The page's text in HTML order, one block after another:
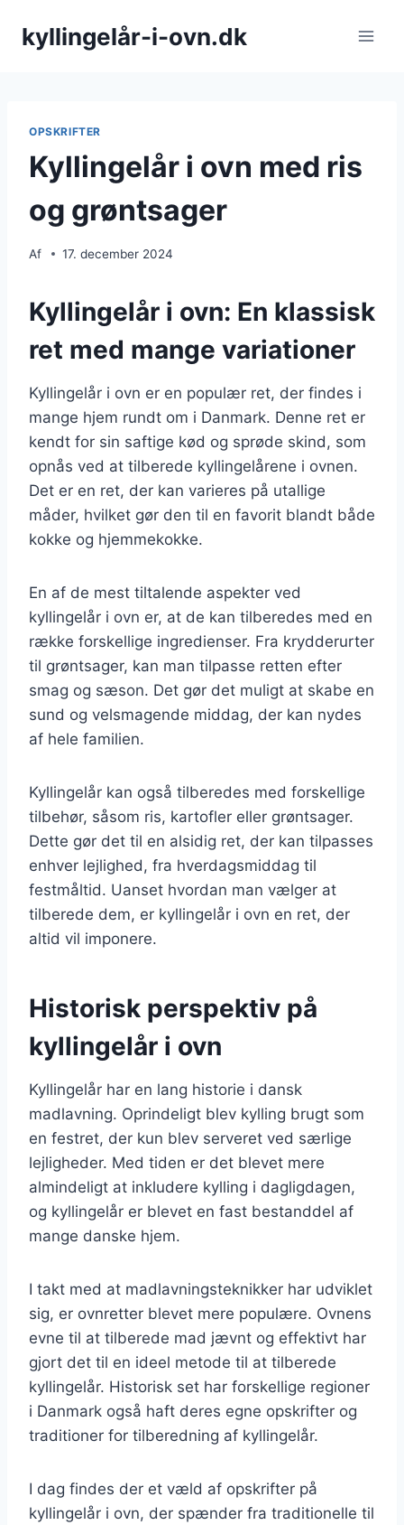
kyllingelår-i-ovn.dk
OPSKRIFTER
Kyllingelår i ovn med ris
og grøntsager
Af 17. december 2024
Kyllingelår i ovn: En klassisk
ret med mange variationer
Kyllingelår i ovn er en populær ret, der findes i
mange hjem rundt om i Danmark. Denne ret er
kendt for sin saftige kød og sprøde skind, som
opnås ved at tilberede kyllingelårene i ovnen.
Det er en ret, der kan varieres på utallige
måder, hvilket gør den til en favorit blandt både
kokke og hjemmekokke.
En af de mest tiltalende aspekter ved
kyllingelår i ovn er, at de kan tilberedes med en
række forskellige ingredienser. Fra krydderurter
til grøntsager, kan man tilpasse retten efter
smag og sæson. Det gør det muligt at skabe en
sund og velsmagende middag, der kan nydes
af hele familien.
Kyllingelår kan også tilberedes med forskellige
tilbehør, såsom ris, kartofler eller grøntsager.
Dette gør det til en alsidig ret, der kan tilpasses
enhver lejlighed, fra hverdagsmiddag til
festmåltid. Uanset hvordan man vælger at
tilberede dem, er kyllingelår i ovn en ret, der
altid vil imponere.
Historisk perspektiv på
kyllingelår i ovn
Kyllingelår har en lang historie i dansk
madlavning. Oprindeligt blev kylling brugt som
en festret, der kun blev serveret ved særlige
lejligheder. Med tiden er det blevet mere
almindeligt at inkludere kylling i dagligdagen,
og kyllingelår er blevet en fast bestanddel af
mange danske hjem.
I takt med at madlavningsteknikker har udviklet
sig, er ovnretter blevet mere populære. Ovnens
evne til at tilberede mad jævnt og effektivt har
gjort det til en ideel metode til at tilberede
kyllingelår. Historisk set har forskellige regioner
i Danmark også haft deres egne opskrifter og
traditioner for tilberedning af kyllingelår.
I dag findes der et væld af opskrifter på
kyllingelår i ovn, der spænder fra traditionelle til